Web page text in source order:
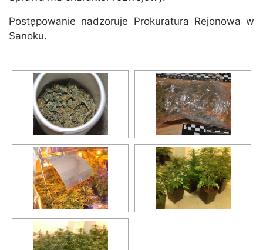
Postępowanie nadzoruje Prokuratura Rejonowa w
Sanoku.